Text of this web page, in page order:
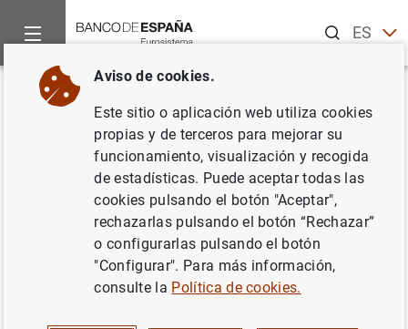
ESEN
Inicio Punto de Información
Volver
Protección deudor hipotecario
(es-be-pdh)
Disponible para declaraciones desde 2012-06
hasta 2015-03
Aviso de cookies.
Este sitio o aplicación web utiliza cookies
propias y de terceros para mejorar su
funcionamiento, visualización y recogida
de estadísticas. Puede aceptar todas las
cookies pulsando el botón "Aceptar",
rechazarlas pulsando el botón “Rechazar”
o configurarlas pulsando el botón
"Configurar". Para más información,
consulte la Política de cookies.